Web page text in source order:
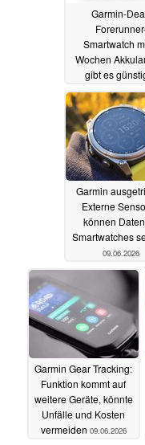
Garmin-
Smartwatch
Wochen
gibt es
14.06.2026
Garmin
Externe
können
Smartwatches
09.06.2026
Garmin Gear Tracking:
Funktion kommt auf
weitere Geräte, könnte
Unfälle und Kosten
vermeiden 09.06.2026